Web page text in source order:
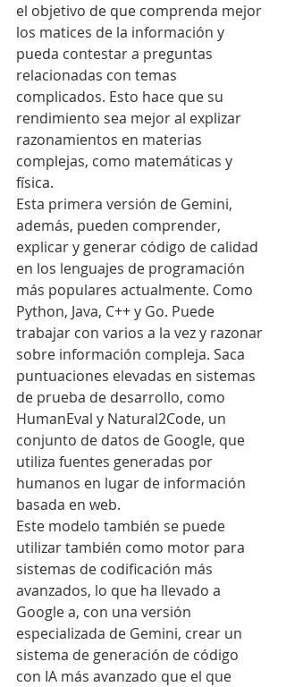
el objetivo de que comprenda mejor
los matices de la información y
pueda contestar a preguntas
relacionadas con temas
complicados. Esto hace que su
rendimiento sea mejor al explizar
razonamientos en materias
complejas, como matemáticas y
física.
Esta primera versión de Gemini,
además, pueden comprender,
explicar y generar código de calidad
en los lenguajes de programación
más populares actualmente. Como
Python, Java, C++ y Go. Puede
trabajar con varios a la vez y razonar
sobre información compleja. Saca
puntuaciones elevadas en sistemas
de prueba de desarrollo, como
HumanEval y Natural2Code, un
conjunto de datos de Google, que
utiliza fuentes generadas por
humanos en lugar de información
basada en web.
Este modelo también se puede
utilizar también como motor para
sistemas de codificación más
avanzados, lo que ha llevado a
Google a, con una versión
especializada de Gemini, crear un
sistema de generación de código
con IA más avanzado que el que